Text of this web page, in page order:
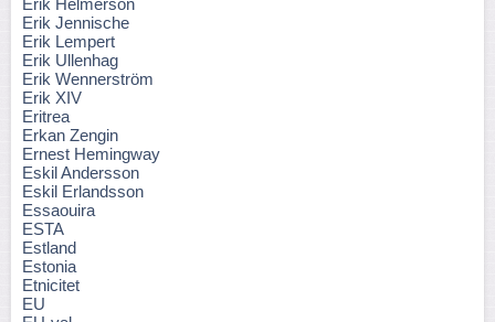
Erik Helmerson
Erik Jennische
Erik Lempert
Erik Ullenhag
Erik Wennerström
Erik XIV
Eritrea
Erkan Zengin
Ernest Hemingway
Eskil Andersson
Eskil Erlandsson
Essaouira
ESTA
Estland
Estonia
Etnicitet
EU